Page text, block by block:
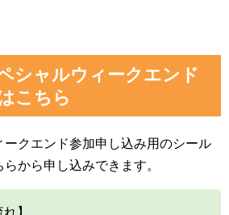
シャルウィークエンド
こちら
クエンド参加申し込み用のシール
から申し込みできます。
】